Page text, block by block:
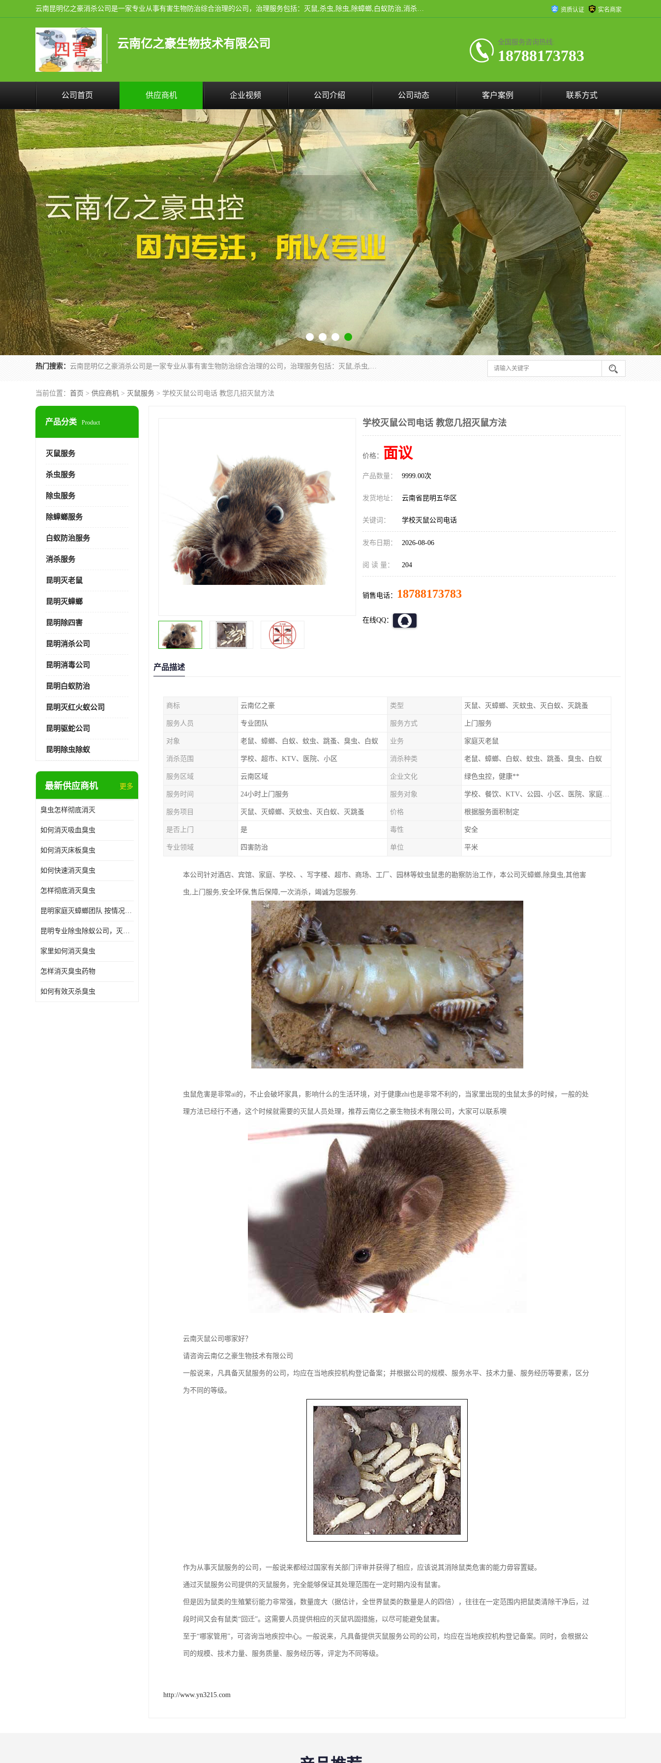
云南昆明亿之豪消杀公司是一家专业从事有害生物防治综合治理的公司，治理服务包括：灭鼠,杀虫,除虫,除蟑螂,白蚁防治,消杀等；安全环保,快速上门,价格透明,完善的售后服务,不影响您的生活工作。 资质认证 实名商家
云南亿之豪生物技术有限公司 全国服务咨询热线:
18788173783
公司首页 供应商机 企业视频 公司介绍 公司动态 客户案例 联系方式
热门搜索： 云南昆明亿之豪消杀公司是一家专业从事有害生物防治综合治理的公司，治理服务包括：灭鼠,杀虫,除虫,除蟑螂,白蚁防治,消杀等；安全环保,快速上门,价格透明,完善的售后服务,不影响您的生活工作。
当前位置： 首页 > 供应商机 > 灭鼠服务 > 学校灭鼠公司电话 教您几招灭鼠方法
产品分类 Product
灭鼠服务
杀虫服务
除虫服务
除蟑螂服务
白蚁防治服务
消杀服务
昆明灭老鼠
昆明灭蟑螂
昆明除四害
昆明消杀公司
昆明消毒公司
昆明白蚁防治
昆明灭红火蚁公司
昆明驱蛇公司
昆明除虫除蚁
最新供应商机 更多
臭虫怎样彻底消灭
如何消灭吸血臭虫
如何消灭床板臭虫
如何快速消灭臭虫
怎样彻底消灭臭虫
昆明家庭灭蟑螂团队 按情况提出解决方案
昆明专业除虫除蚁公司，灭鼠，灭蟑螂，灭蚊虫，灭白蚁，灭红火蚁
家里如何消灭臭虫
怎样消灭臭虫药物
如何有效灭杀臭虫
学校灭鼠公司电话 教您几招灭鼠方法
价格： 面议
产品数量： 9999.00次
发货地址： 云南省昆明五华区
关键词： 学校灭鼠公司电话
发布日期： 2026-08-06
阅 读 量： 204
销售电话： 18788173783
在线QQ：
产品描述
商标 云南亿之豪 类型 灭鼠、灭蟑螂、灭蚊虫、灭白蚁、灭跳蚤
服务人员 专业团队 服务方式 上门服务
对象 老鼠、蟑螂、白蚁、蚊虫、跳蚤、臭虫、白蚁 业务 家庭灭老鼠
消杀范围 学校、超市、KTV、医院、小区 消杀种类 老鼠、蟑螂、白蚁、蚊虫、跳蚤、臭虫、白蚁
服务区域 云南区域 企业文化 绿色虫控，健康**
服务时间 24小时上门服务 服务对象 学校、餐饮、KTV、公园、小区、医院、家庭、超市
服务项目 灭鼠、灭蟑螂、灭蚊虫、灭白蚁、灭跳蚤 价格 根据服务面积制定
是否上门 是 毒性 安全
专业领域 四害防治 单位 平米
本公司针对酒店、宾馆、家庭、学校、、写‌‌字楼、超市、商场、工厂、园林等蚊虫鼠患的勘察防治工作，本公司灭蟑螂,除臭虫,其他害
虫,上门服务,安全环保,售后保障,一次消杀，竭诚为您服务.
虫鼠危害是非常ai的，不止会破坏家具，影响什么的生活环境，对于健康zhi也是非常不利的，当家里出现的虫鼠太多的时候，一般的处
理方法已经行不通，这个时候就需要的灭鼠人员处理，推荐云南亿之豪生物技术有限公司，大家可以联系噢
云南灭鼠公司哪家好？
请咨询云南亿之豪生物技术有限公司
一般说来，凡具备灭鼠服务的公司，均应在当地疾控机构登记备案；并根据公司的规模、服务水平、技术力量、服务经历等要素，区分
为不同的等级。
作为从事灭鼠服务的公司，一般说来都经过国家有关部门评审并获得了相应，应该说其消除鼠类危害的能力毋容置疑。
通过灭鼠服务公司提供的灭鼠服务，完全能够保证其处理范围在一定时期内没有鼠害。
但是因为鼠类的生殖繁衍能力非常强，数量庞大（据估计，全世界鼠类的数量是人的四倍），往往在一定范围内把鼠类清除干净后，过
段时间又会有鼠类“回迁”。这需要人员提供相应的灭鼠巩固措施，以尽可能避免鼠害。
至于“哪家管用”，可咨询当地疾控中心。一般说来，凡具备提供灭鼠服务公司的公司，均应在当地疾控机构登记备案。同时，会根据公
司的规模、技术力量、服务质量、服务经历等，评定为不同等级。
http://www.yn3215.com